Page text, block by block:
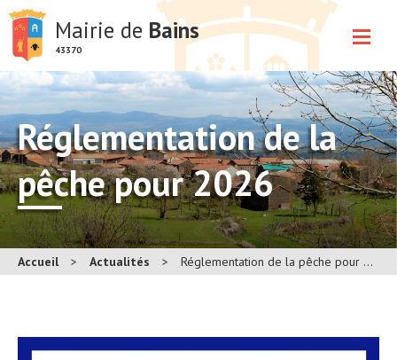
Mairie de Bains
43370
Réglementation de la
pêche pour 2026
Accueil > Actualités > Réglementation de la pêche pour 2026